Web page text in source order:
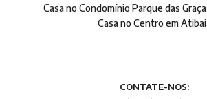
Casa no Condomínio Parque das
Casa no Centro em
CONTATE-NOS: